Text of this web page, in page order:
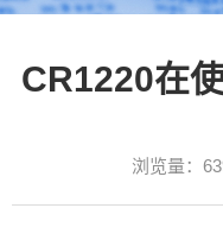
CR1220在
浏览量：